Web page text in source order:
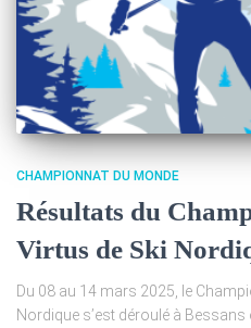
CHAMPIONNAT DU MONDE
Résultats du
Virtus de Ski
Du 08 au 14 mars 2025, le
Nordique s’est déroulé à